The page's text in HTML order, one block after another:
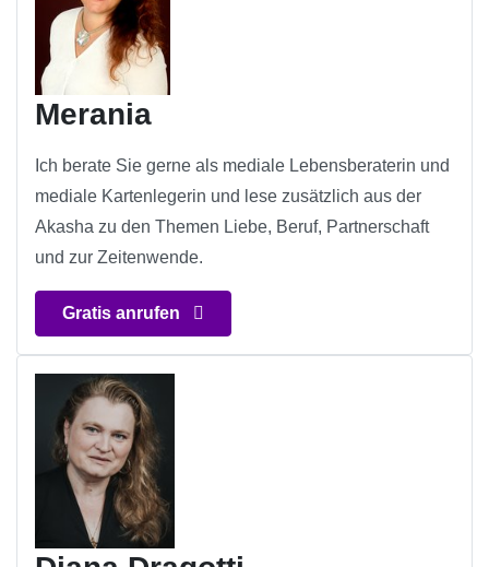
Merania
Ich berate Sie gerne als mediale Lebensberaterin und
mediale Kartenlegerin und lese zusätzlich aus der
Akasha zu den Themen Liebe, Beruf, Partnerschaft
und zur Zeitenwende.
Gratis anrufen